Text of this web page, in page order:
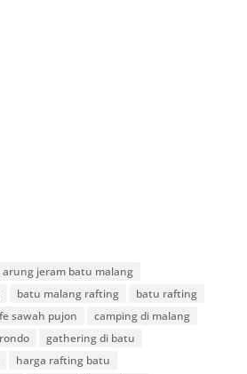
arung jeram batu malang
batu malang rafting
batu rafting
sawah pujon
camping di malang
gathering di batu
harga rafting batu